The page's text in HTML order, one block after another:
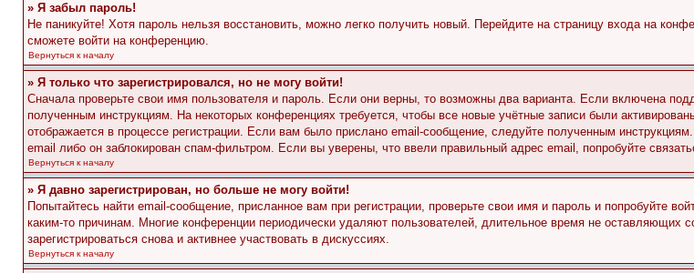
» Я забыл пароль!
Не паникуйте! Хотя пароль нельзя восстановить, можно легко получить новый. Перейдите на страницу входа на
сможете войти на конференцию.
Вернуться к началу
» Я только что зарегистрировался, но не могу войти!
Сначала проверьте свои имя пользователя и пароль. Если они верны, то возможны два варианта. Если включена
полученным инструкциям. На некоторых конференциях требуется, чтобы все новые учётные записи были
отображается в процессе регистрации. Если вам было прислано email-сообщение, следуйте полученным
email либо он заблокирован спам-фильтром. Если вы уверены, что ввели правильный адрес email, попробуйте
Вернуться к началу
» Я давно зарегистрирован, но больше не могу войти!
Попытайтесь найти email-сообщение, присланное вам при регистрации, проверьте свои имя и пароль и попробуйте
каким-то причинам. Многие конференции периодически удаляют пользователей, длительное время не
зарегистрироваться снова и активнее участвовать в дискуссиях.
Вернуться к началу